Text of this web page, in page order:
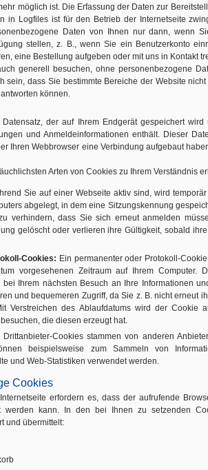
möglich ist. Die Erfassung der Daten zur
in Logfiles ist für den Betrieb der Internetseite
Daten von Ihnen nur dann, wenn
stellen, z. B., wenn Sie ein Benutzerkonto
eine Bestellung aufgeben oder mit uns in Kontakt
generell besuchen, ohne personenbezogene
sein, dass Sie bestimmte Bereiche der Website
können.
der auf Ihrem Endgerät gespeichert
und Anmeldeinformationen enthält. Dieser
Ihren Webbrowser eine Verbindung aufgebaut
Arten von Cookies zu Ihrem Verständnis
Sie auf einer Webseite aktiv sind, wird
abgelegt, in dem eine Sitzungskennung
verhindern, dass Sie sich erneut anmelden
gelöscht oder verlieren ihre Gültigkeit, sobald
Cookies: Ein permanenter oder Protokoll-
vorgesehenen Zeitraum auf Ihrem Computer.
Ihrem nächsten Besuch an Ihre Informationen
und bequemeren Zugriff, da Sie z. B. nicht erneut
Verstreichen des Ablaufdatums wird der Cookie
die diesen erzeugt hat.
Drittanbieter-Cookies stammen von anderen
beispielsweise zum Sammeln von
und Web-Statistiken verwendet werden.
Cookies
erfordern es, dass der aufrufende
werden kann. In den bei Ihnen zu setzenden
und übermittelt: